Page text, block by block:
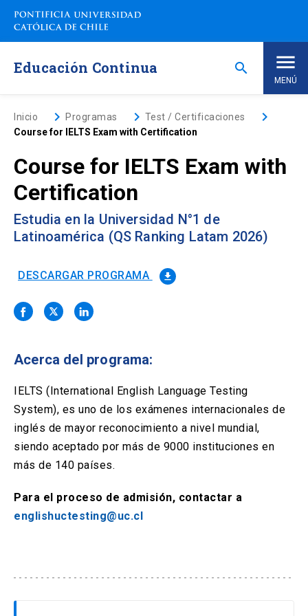
Saltar
contenido
Educación Continua search
MENÚ
Inicio
Programas de Estudio
Programas Corporativos
Noticias
Solicitud Certificados
en
nueva
pestaña)
enlace
abre
nueva
pestaña)
enlace
se
abre
una
nueva
ACCESOS UC
Biblioteca launch
(El
enlace
abre
en
una
Mi Portal UC launch
abre
en
(El
enlace
se
Inicio keyboard_arrow_rightProgramas keyboard_arrow_right Test / Certificaciones keyboard_arrow_right
Course for IELTS Exam with Certification
Course for IELTS Exam with
Certification
Estudia en la Universidad N°1 de
Latinoamérica (QS Ranking Latam 2026)
DESCARGAR PROGRAMA file_download
Acerca del programa:
IELTS (International English Language Testing
System), es uno de los exámenes internacionales de
inglés de mayor reconocimiento a nivel mundial,
siendo aceptado por más de 9000 instituciones en
más de 140 países.
Para el proceso de admisión, contactar a
englishuctesting@uc.cl